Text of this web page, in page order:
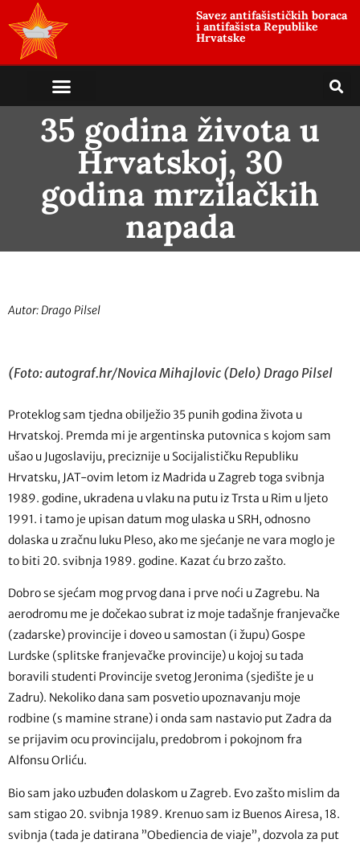
Savez antifašističkih boraca
i antifašista Republike
Hrvatske
35 godina života u
Hrvatskoj, 30
godina mrzilačkih
napada
Autor: Drago Pilsel
(Foto: autograf.hr/Novica Mihajlovic (Delo) Drago Pilsel
Proteklog sam tjedna obilježio 35 punih godina života u
Hrvatskoj. Premda mi je argentinska putovnica s kojom sam
ušao u Jugoslaviju, preciznije u Socijalističku Republiku
Hrvatsku, JAT-ovim letom iz Madrida u Zagreb toga svibnja
1989. godine, ukradena u vlaku na putu iz Trsta u Rim u ljeto
1991. i tamo je upisan datum mog ulaska u SRH, odnosno
dolaska u zračnu luku Pleso, ako me sjećanje ne vara moglo je
to biti 20. svibnja 1989. godine. Kazat ću brzo zašto.
Dobro se sjećam mog prvog dana i prve noći u Zagrebu. Na
aerodromu me je dočekao subrat iz moje tadašnje franjevačke
(zadarske) provincije i doveo u samostan (i župu) Gospe
Lurdske (splitske franjevačke provincije) u kojoj su tada
boravili studenti Provincije svetog Jeronima (sjedište je u
Zadru). Nekoliko dana sam posvetio upoznavanju moje
rodbine (s mamine strane) i onda sam nastavio put Zadra da
se prijavim ocu provincijalu, predobrom i pokojnom fra
Alfonsu Orliću.
Bio sam jako uzbuđen dolaskom u Zagreb. Evo zašto mislim da
sam stigao 20. svibnja 1989. Krenuo sam iz Buenos Airesa, 18.
svibnja (tada je datirana ”Obediencia de viaje”, dozvola za put